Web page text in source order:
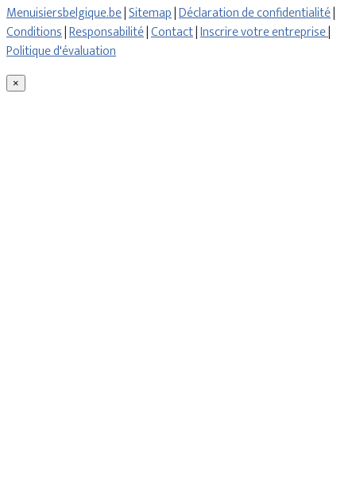
Menuisiersbelgique.be|Sitemap|Déclaration de confidentialité|
Conditions|Responsabilité|Contact|Inscrire votre entreprise|
Politique d'évaluation
×